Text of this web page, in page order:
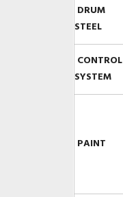
DRUM
STEEL
CONTROL
SYSTEM
PAINT